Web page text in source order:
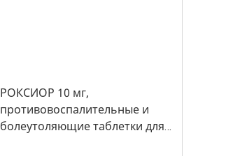
РОКСИОР 10 мг,
противовоспалительные и
болеутоляющие таблетки для